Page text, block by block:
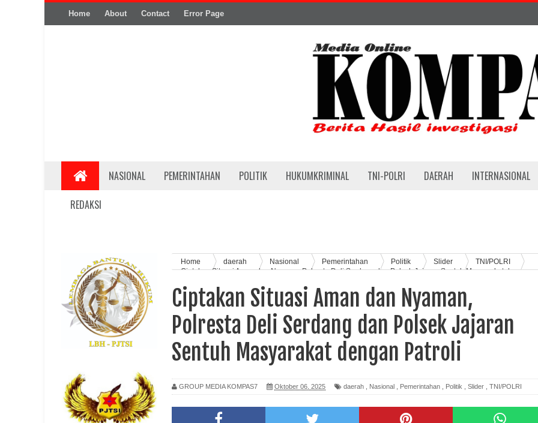
Home About Contact Error Page
NASIONAL PEMERINTAHAN POLITIK HUKUMKRIMINAL TNI-POLRI DAERAH
INTERNASIONAL
REDAKSI
Home daerah Nasional Pemerintahan Politik Slider
TNI/POLRI
Ciptakan Situasi Aman dan Nyaman, Polresta Deli Serdang dan Polsek Jajaran Sentuh Masyarakat dengan
Ciptakan Situasi Aman dan Nyaman,
Polresta Deli Serdang dan Polsek Jajaran
Sentuh Masyarakat dengan Patroli
GROUP MEDIA KOMPAS7 Oktober 06, 2025 daerah Nasional Pemerintahan Politik Slider TNI/POLRI